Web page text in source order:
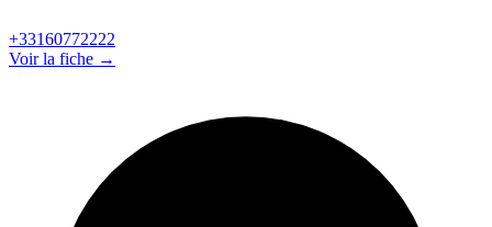
+33160772222
Voir la fiche →